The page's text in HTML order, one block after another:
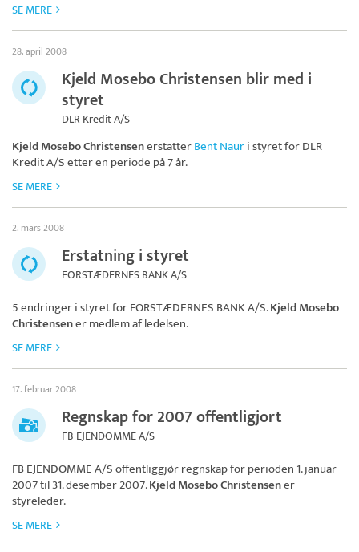
SE MERE
28. april 2008
Kjeld Mosebo Christensen blir med i
styret
DLR Kredit A/S
Kjeld Mosebo ChristensenerstatterBent Nauri styret forDLR
Kredit A/Setter en periode på 7 år.
SE MERE
2. mars 2008
Erstatning i styret
FORSTÆDERNES BANK A/S
5 endringer i styret forFORSTÆDERNES BANK A/S.Kjeld Mosebo
Christensener medlem af ledelsen.
SE MERE
17. februar 2008
Regnskap for 2007 offentligjort
FB EJENDOMME A/S
FB EJENDOMME A/Soffentliggjør regnskap for perioden 1. januar
2007 til 31. desember 2007.Kjeld Mosebo Christensener
styreleder.
SE MERE